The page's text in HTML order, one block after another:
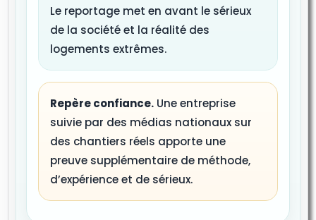
Le reportage met en avant le sérieux
de la société et la réalité des
logements extrêmes.
Repère confiance. Une entreprise
suivie par des médias nationaux sur
des chantiers réels apporte une
preuve supplémentaire de méthode,
d’expérience et de sérieux.